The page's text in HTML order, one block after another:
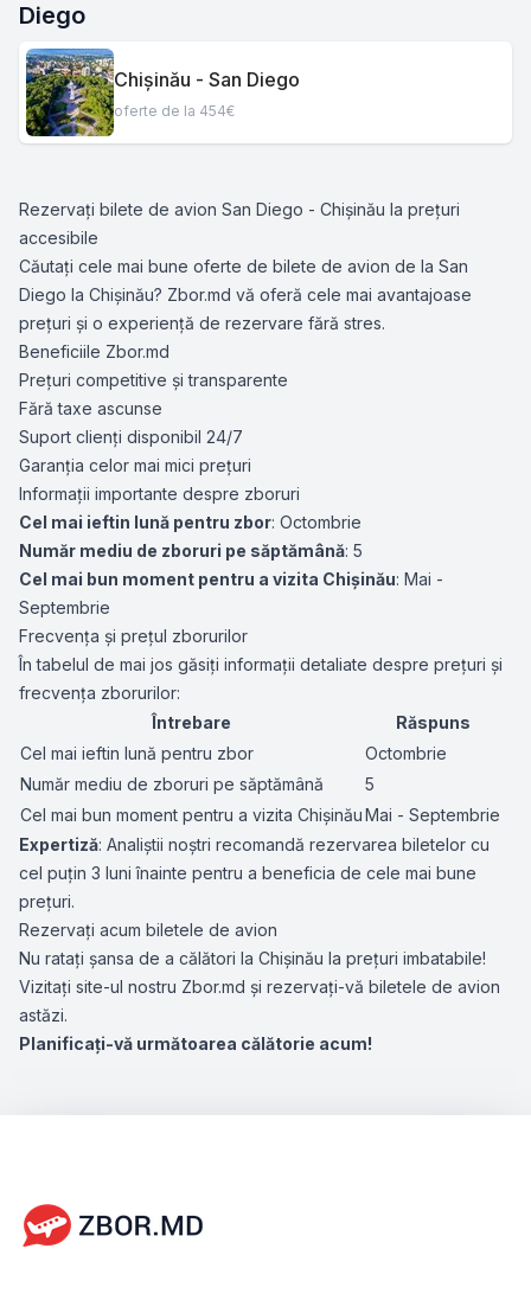
Diego
Chișinău - San Diego
oferte de la 454€
Rezervați bilete de avion San Diego - Chișinău la prețuri
accesibile
Căutați cele mai bune oferte de bilete de avion de la San
Diego la Chișinău? Zbor.md vă oferă cele mai avantajoase
prețuri și o experiență de rezervare fără stres.
Beneficiile Zbor.md
Prețuri competitive și transparente
Fără taxe ascunse
Suport clienți disponibil 24/7
Garanția celor mai mici prețuri
Informații importante despre zboruri
Cel mai ieftin lună pentru zbor: Octombrie
Număr mediu de zboruri pe săptămână: 5
Cel mai bun moment pentru a vizita Chișinău: Mai -
Septembrie
Frecvența și prețul zborurilor
În tabelul de mai jos găsiți informații detaliate despre prețuri și
frecvența zborurilor:
Întrebare
Răspuns
Cel mai ieftin lună pentru zbor
Octombrie
Număr mediu de zboruri pe săptămână
5
Cel mai bun moment pentru a vizita ChișinăuMai - Septembrie
Expertiză: Analiștii noștri recomandă rezervarea biletelor cu
cel puțin 3 luni înainte pentru a beneficia de cele mai bune
prețuri.
Rezervați acum biletele de avion
Nu ratați șansa de a călători la Chișinău la prețuri imbatabile!
Vizitați site-ul nostru Zbor.md și rezervați-vă biletele de avion
astăzi.
Planificați-vă următoarea călătorie acum!